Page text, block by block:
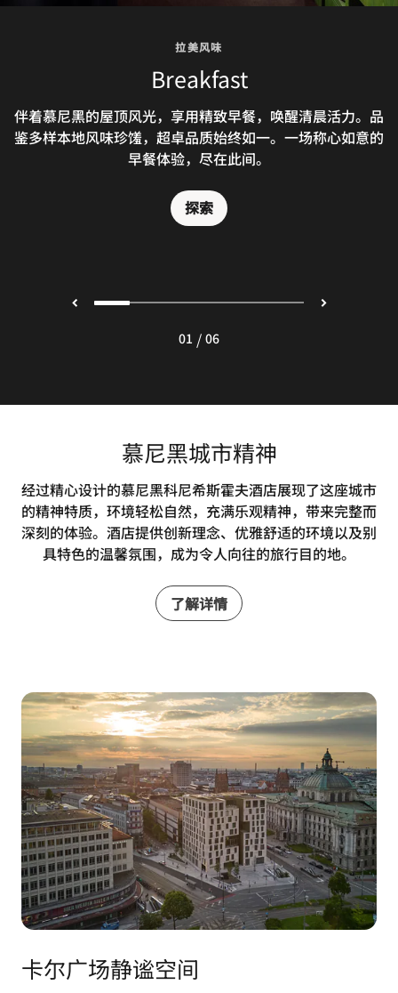
拉美风味
Breakfast
伴着慕尼黑的屋顶风光，享用精致早餐，唤醒清晨活力。品
鉴多样本地风味珍馐，超卓品质始终如一。一场称心如意的
早餐体验，尽在此间。
探索
拉美风味
The Gold
The Gold将优雅与舒适融为一体，登上露台可尽揽城市全
景。
探索
拉美风味
The Green
The Green酒廊供应小食和当地美味，如肯尼格索夫茶点。
探索
拉美风味
GRETA OTO Munich
我们的标志性餐厅呈现卓越亚马逊美馔，饱览超群城景。
探索
拉美风味
GRETA OTO Terrace
温暖季节，GRETA OTO露台自成一处休闲打卡胜地。您可
于此饱览慕尼黑连片屋顶景致，远眺巴伐利亚阿尔卑斯群
山，尽享城市高空绝佳视野。天气晴好时对外开放。
探索
拉美风味
GRETA OTO Bar
The GRETA OTO Bar is a vibrant meeting point above
Munich’s rooftops, serving a curated selection of
wines, beers, non-alcoholic beverages, and expertly
探索
01 / 06
慕尼黑城市精神
经过精心设计的慕尼黑科尼希斯霍夫酒店展现了这座城市
的精神特质，环境轻松自然，充满乐观精神，带来完整而
深刻的体验。酒店提供创新理念、优雅舒适的环境以及别
具特色的温馨氛围，成为令人向往的旅行目的地。
了解详情
卡尔广场静谧空间